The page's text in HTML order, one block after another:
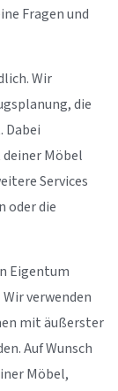
Fragen und
Wir
die
Dabei
Möbel
Services
oder die
Eigentum
verwenden
mit äußerster
Auf Wunsch
Möbel,